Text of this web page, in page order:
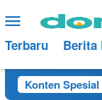
ke
konten
Menu
Mobile
Terbaru Berita
Konten Spesial
Rembang Tahun